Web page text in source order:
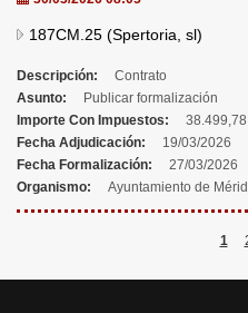
187CM.25 (Spertoria, sl)
Descripción:
Contrato
Asunto:
Publicar formalización
Importe Con Impuestos:
Fecha Adjudicación:
19/03/2026
Fecha Formalización:
27/03/2026
Organismo:
Ayuntamiento de
1